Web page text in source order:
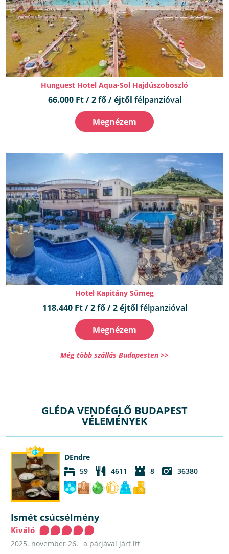
Hunguest Hotel Aqua-Sol Hajdúszoboszló
66.000 Ft / 2 fő / éjtől félpanzióval
Megnézem
Hotel Kapitány Sümeg
118.440 Ft / 2 fő / 2 éjtől félpanzióval
Megnézem
Még több szállás Budapesten >>
GLÉDA VENDÉGLŐ BUDAPEST
VÉLEMÉNYEK
DEndre
59
4611 8 36380
Ismét csúcsélmény
Kiváló
2025. november 26. a párjával járt itt